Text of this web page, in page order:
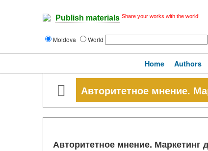
Publish materials Share your works with the world!
Moldova World
Home Authors
Авторитетное мнение.
Авторитетное мнение. Маркетинг